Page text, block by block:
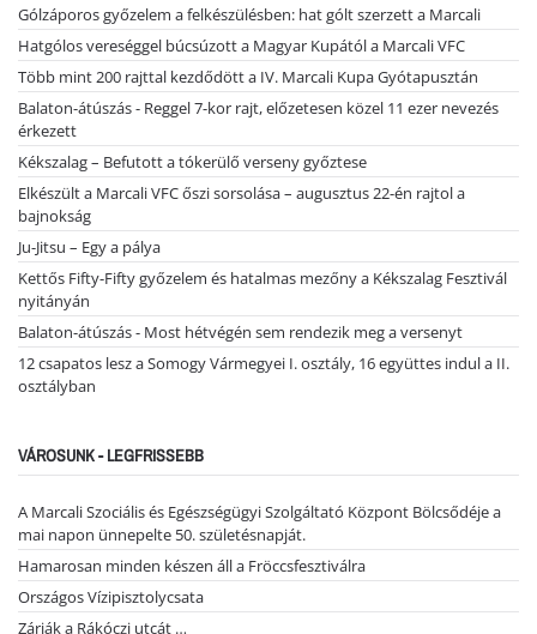
Gólzáporos győzelem a felkészülésben: hat gólt szerzett a Marcali
Hatgólos vereséggel búcsúzott a Magyar Kupától a Marcali VFC
Több mint 200 rajttal kezdődött a IV. Marcali Kupa Gyótapusztán
Balaton-átúszás - Reggel 7-kor rajt, előzetesen közel 11 ezer nevezés
érkezett
Kékszalag – Befutott a tókerülő verseny győztese
Elkészült a Marcali VFC őszi sorsolása – augusztus 22-én rajtol a
bajnokság
Ju-Jitsu – Egy a pálya
Kettős Fifty-Fifty győzelem és hatalmas mezőny a Kékszalag Fesztivál
nyitányán
Balaton-átúszás - Most hétvégén sem rendezik meg a versenyt
12 csapatos lesz a Somogy Vármegyei I. osztály, 16 együttes indul a II.
osztályban
VÁROSUNK - LEGFRISSEBB
A Marcali Szociális és Egészségügyi Szolgáltató Központ Bölcsődéje a
mai napon ünnepelte 50. születésnapját.
Hamarosan minden készen áll a Fröccsfesztiválra
Országos Vízipisztolycsata
Zárják a Rákóczi utcát …